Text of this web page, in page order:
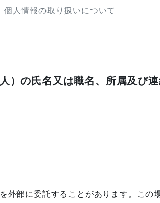
個人情報の取り扱いについて
）の氏名又は職名、所属及び
部に委託することがあります。この